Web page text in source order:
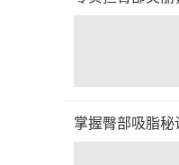
掌握臀部吸脂